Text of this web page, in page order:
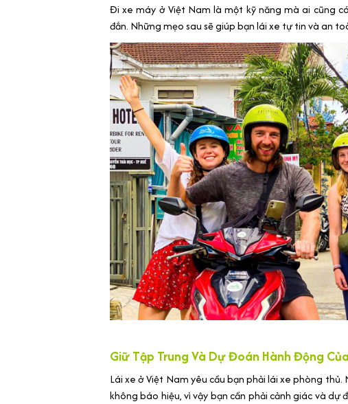
Đi xe máy ở Việt Nam là một kỹ năng mà ai cũng
đắn. Những mẹo sau sẽ giúp bạn lái xe tự tin và an
Giữ Tập Trung Và Dự Đoán Hành Động
Lái xe ở Việt Nam yêu cầu bạn phải lái xe phòng
không báo hiệu, vì vậy bạn cần phải cảnh giác và